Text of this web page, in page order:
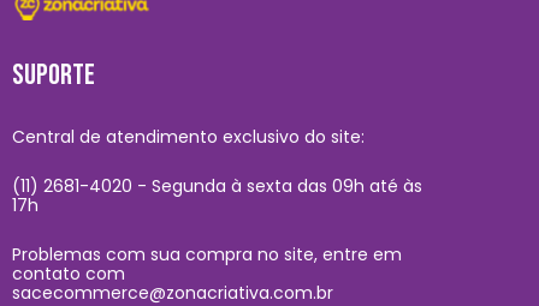
SUPORTE
Central de atendimento exclusivo do site:
(11) 2681-4020 - Segunda à sexta das 09h até às
17h
Problemas com sua compra no site, entre em
contato com
sacecommerce@zonacriativa.com.br